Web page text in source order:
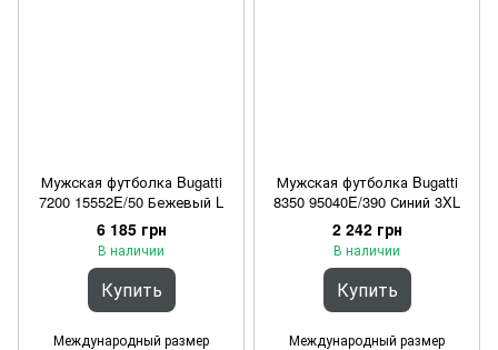
Мужская футболка Bugatti
7200 15552E/50 Бежевый L
6 185 грн
В наличии
Купить
Международный размер
Мужская футболка Bugatti
8350 95040E/390 Синий 3XL
2 242 грн
В наличии
Купить
Международный размер